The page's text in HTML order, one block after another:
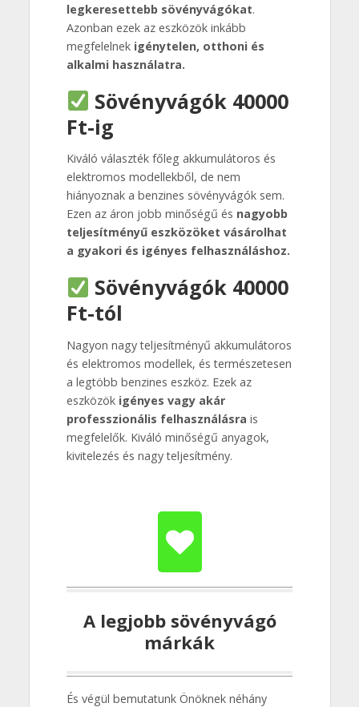
legkeresettebb sövényvágókat.
Azonban ezek az eszközök inkább
megfelelnek igénytelen, otthoni és
alkalmi használatra.
Sövényvágók 40000
Ft-ig
Kiváló választék főleg akkumulátoros és
elektromos modellekből, de nem
hiányoznak a benzines sövényvágók sem.
Ezen az áron jobb minőségű és nagyobb
teljesítményű eszközöket vásárolhat
a gyakori és igényes felhasználáshoz.
Sövényvágók 40000
Ft-tól
Nagyon nagy teljesítményű akkumulátoros
és elektromos modellek, és természetesen
a legtöbb benzines eszköz. Ezek az
eszközök igényes vagy akár
professzionális felhasználásra is
megfelelők. Kiváló minőségű anyagok,
kivitelezés és nagy teljesítmény.
A legjobb sövényvágó
márkák
És végül bemutatunk Önöknek néhány